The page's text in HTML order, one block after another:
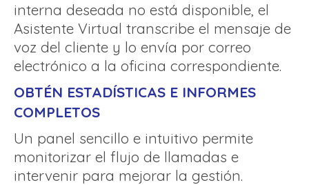
interna deseada no está disponible, el
Asistente Virtual transcribe el mensaje de
voz del cliente y lo envía por correo
electrónico a la oficina correspondiente.
OBTÉN ESTADÍSTICAS E INFORMES
COMPLETOS
Un panel sencillo e intuitivo permite
monitorizar el flujo de llamadas e
intervenir para mejorar la gestión.